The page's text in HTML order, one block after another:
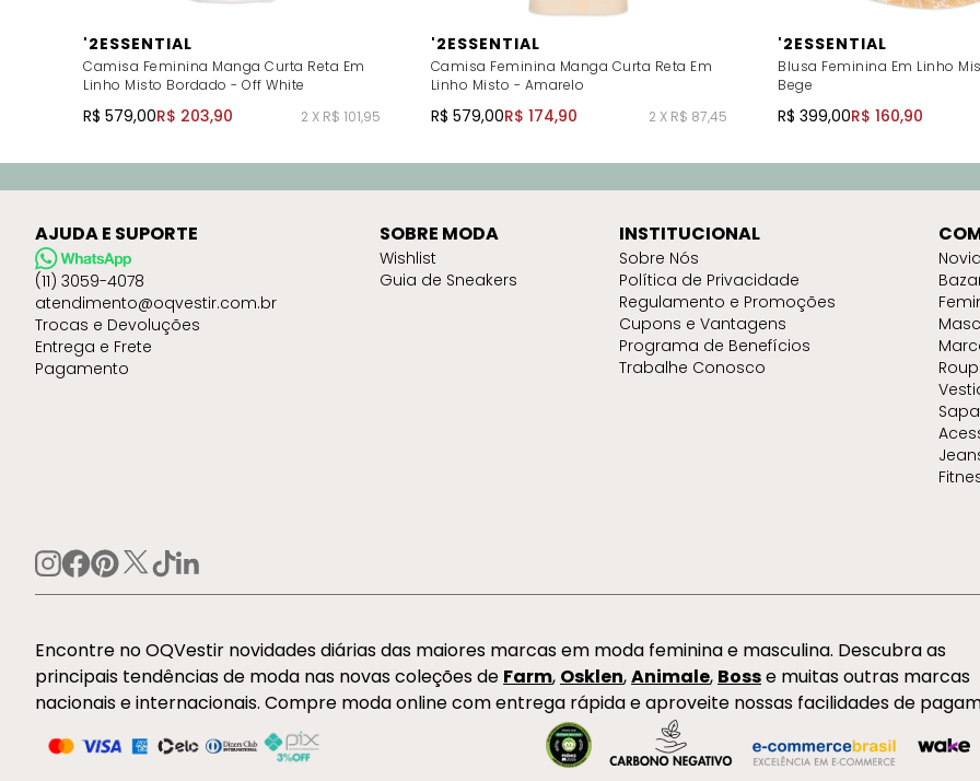
'2ESSENTIAL
Camisa Feminina Manga Curta Reta Em
Linho Misto Bordado - Off White
R$ 579,00R$ 203,90 2 X R$ 101,95
'2ESSENTIAL
Camisa Feminina Manga Curta Reta Em
Linho Misto - Amarelo
R$ 579,00R$ 174,90 2 X R$ 87,45
'2ESSENTIAL
Blusa Feminina Em Linho
Bege
R$ 399,00R$ 160,90
AJUDA E SUPORTE
(11) 3059-4078
atendimento@oqvestir.com.br
Trocas e Devoluções
Entrega e Frete
Pagamento
SOBRE MODA
Wishlist
Guia de Sneakers
INSTITUCIONAL
Sobre Nós
Política de Privacidade
Regulamento e Promoções
Cupons e Vantagens
Programa de Benefícios
Trabalhe Conosco
Encontre no OQVestir novidades diárias das maiores marcas em moda feminina e masculina. Descubra as
principais tendências de moda nas novas coleções de Farm, Osklen,Animale, Bosse muitas outras marcas
nacionais e internacionais. Compre moda online com entrega rápida e aproveite nossas facilidades de